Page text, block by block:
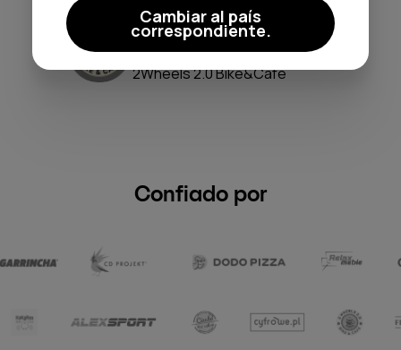
Agnieszka
Lewandowska
2Wheels 2.0 Bike&Cafe
Confiado por
Cambiar al país
correspondiente.